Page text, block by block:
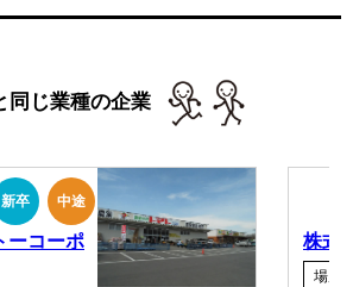
同じ業種の企業
新卒 中途
コーポ
株式
場所